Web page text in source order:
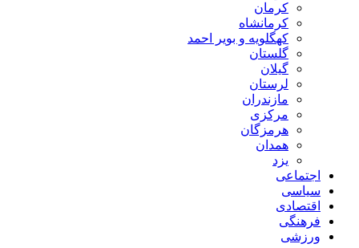
کرمان
کرمانشاه
کهگلویه و بویر احمد
گلستان
گیلان
لرستان
مازندران
مرکزی
هرمزگان
همدان
یزد
اجتماعی
سیاسی
اقتصادی
فرهنگی
ورزشی